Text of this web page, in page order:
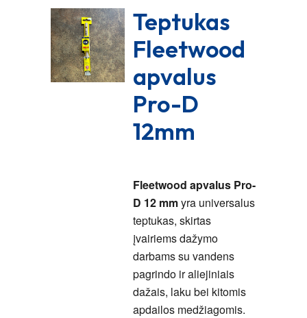
Teptukas
Fleetwood
apvalus
Pro-D
12mm
Fleetwood apvalus Pro-
D 12 mmyra universalus
teptukas, skirtas
įvairiems dažymo
darbams su vandens
pagrindo ir aliejiniais
dažais, laku bei kitomis
apdailos medžiagomis.